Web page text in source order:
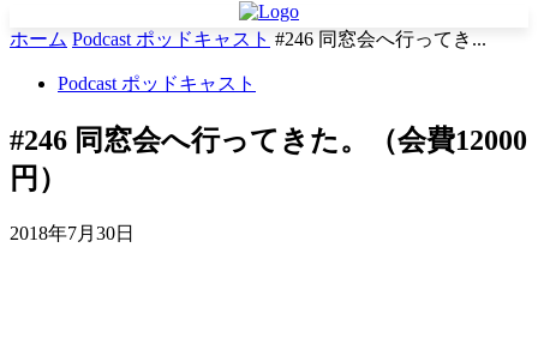
ホーム Podcast ポッドキャスト #246 同窓会へ行ってき...
Podcast ポッドキャスト
#246 同窓会へ行ってきた。（会費12000
円）
2018年7月30日